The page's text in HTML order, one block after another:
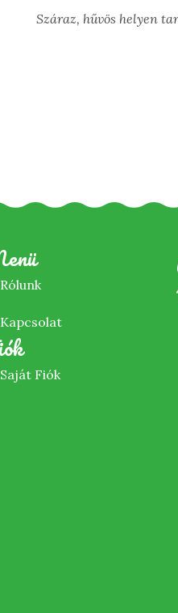
Száraz, hűvös helyen
Rólunk
Kapcsolat
Saját Fiók